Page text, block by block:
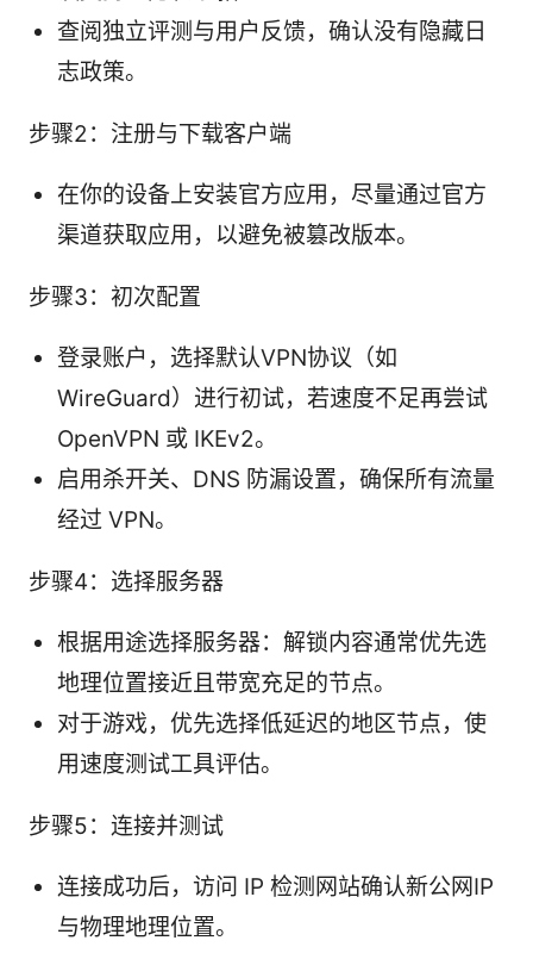
查阅独立评测与用户反馈，确认没有隐藏日
志政策。
步骤2：注册与下载客户端
在你的设备上安装官方应用，尽量通过官方
渠道获取应用，以避免被篡改版本。
步骤3：初次配置
登录账户，选择默认VPN协议（如
WireGuard）进行初试，若速度不足再尝试
OpenVPN 或 IKEv2。
启用杀开关、DNS 防漏设置，确保所有流量
经过 VPN。
步骤4：选择服务器
根据用途选择服务器：解锁内容通常优先选
地理位置接近且带宽充足的节点。
对于游戏，优先选择低延迟的地区节点，使
用速度测试工具评估。
步骤5：连接并测试
连接成功后，访问 IP 检测网站确认新公网IP
与物理地理位置。